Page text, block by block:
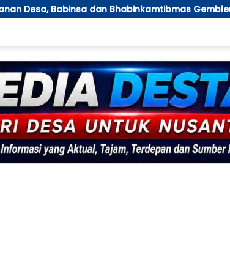
Gembleng Satlinmas Bangunrejo Ngawi